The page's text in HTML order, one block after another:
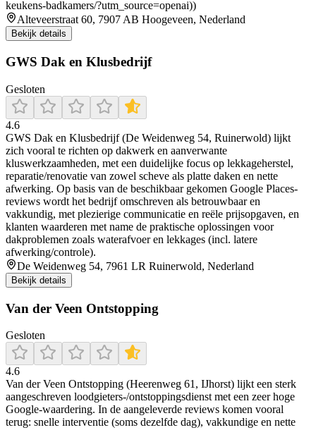
keukens-badkamers/?utm_source=openai))
Alteveerstraat 60, 7907 AB Hoogeveen, Nederland
Bekijk details
GWS Dak en Klusbedrijf
Gesloten
4.6
GWS Dak en Klusbedrijf (De Weidenweg 54, Ruinerwold) lijkt
zich vooral te richten op dakwerk en aanverwante
kluswerkzaamheden, met een duidelijke focus op lekkageherstel,
reparatie/renovatie van zowel scheve als platte daken en nette
afwerking. Op basis van de beschikbaar gekomen Google Places-
reviews wordt het bedrijf omschreven als betrouwbaar en
vakkundig, met plezierige communicatie en reële prijsopgaven, en
klanten waarderen met name de praktische oplossingen voor
dakproblemen zoals waterafvoer en lekkages (incl. latere
afwerking/controle).
De Weidenweg 54, 7961 LR Ruinerwold, Nederland
Bekijk details
Van der Veen Ontstopping
Gesloten
4.6
Van der Veen Ontstopping (Heerenweg 61, IJhorst) lijkt een sterk
aangeschreven loodgieters-/ontstoppingsdienst met een zeer hoge
Google-waardering. In de aangeleverde reviews komen vooral
terug: snelle interventie (soms dezelfde dag), vakkundige en nette